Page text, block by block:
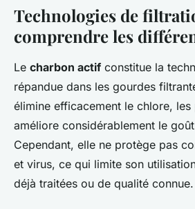
Technologies de
comprendre les
Le charbon actif constitue la
répandue dans les gourdes
élimine efficacement le chlore, les
améliore considérablement le
Cependant, elle ne protège pas
et virus, ce qui limite son
déjà traitées ou de qualité connue.